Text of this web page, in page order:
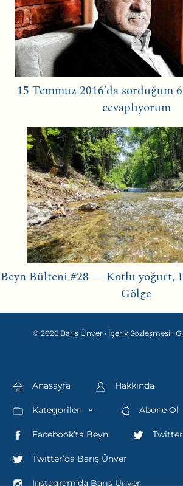
15 Temmuz 2016’da sorduğum
cevaplıyorum
Beyn Bülteni #28 — Kotlu yoğurt,
Gölge
© 2026 Barış Ünver · İçerik Sözleşmesi ·
Anasayfa Hakkında
Kategoriler Abone Ol
Facebook’ta Beyn
Twitter’da Barış Ünver
Instagram’da Barış Ünver